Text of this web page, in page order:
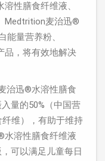
性膳食纤维液、
Medtrition麦治迅®
量营养粉、
品，将有效地解决
治迅®水溶性膳食
量的50%（中国营
维），有助于维持
水溶性膳食纤维液
可以满足儿童每日